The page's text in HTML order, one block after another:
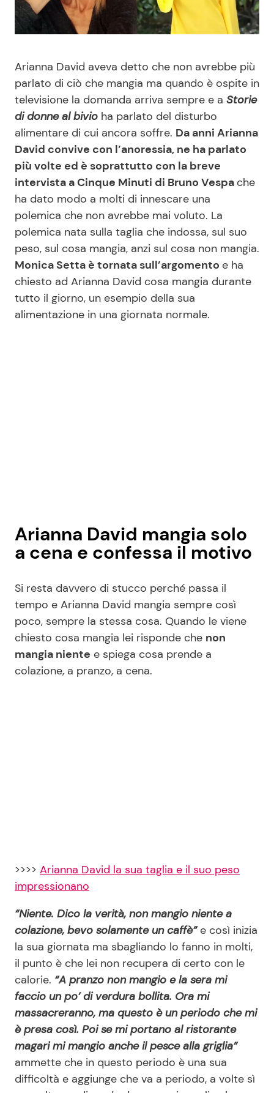
Benessere
Moda e Style
Mondo Mamma
News benessere
Salute
Viaggi e Turismo
Festività
Cucina e Ricette
Dolci
Le Ricette in TV
Primi Piatti
Ricette Facili e Veloci
Ricette Feste
Ricette per Bambini
Seguici
Arianna David aveva detto che non avrebbe più
parlato di ciò che mangia ma quando è ospite in
televisione la domanda arriva sempre e a Storie
di donne al bivio ha parlato del disturbo
alimentare di cui ancora soffre. Da anni Arianna
David convive con l’anoressia, ne ha parlato
più volte ed è soprattutto con la breve
intervista a Cinque Minuti di Bruno Vespa che
ha dato modo a molti di innescare una
polemica che non avrebbe mai voluto. La
polemica nata sulla taglia che indossa, sul suo
peso, sul cosa mangia, anzi sul cosa non mangia.
Monica Setta è tornata sull’argomento e ha
chiesto ad Arianna David cosa mangia durante
tutto il giorno, un esempio della sua
alimentazione in una giornata normale.
Arianna David mangia solo
a cena e confessa il motivo
Si resta davvero di stucco perché passa il
tempo e Arianna David mangia sempre così
poco, sempre la stessa cosa. Quando le viene
chiesto cosa mangia lei risponde che non
mangia niente e spiega cosa prende a
colazione, a pranzo, a cena.
>>>> Arianna David la sua taglia e il suo peso
impressionano
“Niente. Dico la verità, non mangio niente a
colazione, bevo solamente un caffè”e così inizia
la sua giornata ma sbagliando lo fanno in molti,
il punto è che lei non recupera di certo con le
calorie. “A pranzo non mangio e la sera mi
faccio un po’ di verdura bollita. Ora mi
massacreranno, ma questo è un periodo che mi
è presa così. Poi se mi portano al ristorante
magari mi mangio anche il pesce alla griglia”
ammette che in questo periodo è una sua
difficoltà e aggiunge che va a periodo, a volte sì